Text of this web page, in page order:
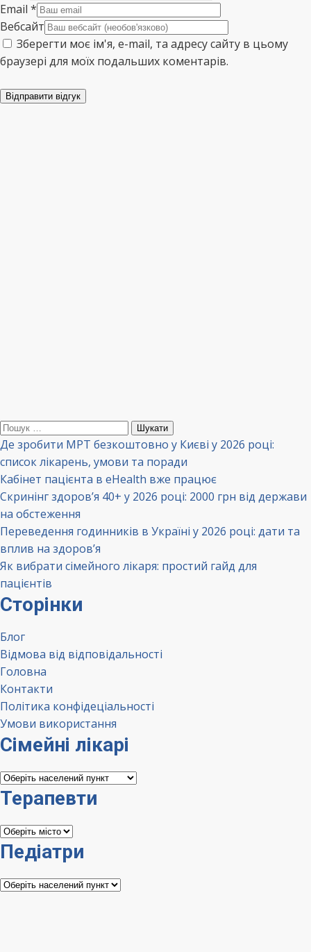
Email *
Вебсайт
Зберегти моє ім'я, e-mail, та адресу сайту в цьому
браузері для моїх подальших коментарів.
Відправити відгук
Пошук:
Де зробити МРТ безкоштовно у Києві у 2026 році:
список лікарень, умови та поради
Кабінет пацієнта в eHealth вже працює
Скринінг здоров’я 40+ у 2026 році: 2000 грн від держави
на обстеження
Переведення годинників в Україні у 2026 році: дати та
вплив на здоров’я
Як вибрати сімейного лікаря: простий гайд для
пацієнтів
Сторінки
Блог
Відмова від відповідальності
Головна
Контакти
Політика конфідеціальності
Умови використання
Сімейні лікарі
Сімейні
лікарі
Терапевти
Терапевти
Педіатри
Педіатри